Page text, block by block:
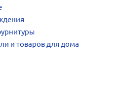
и товаров для дома